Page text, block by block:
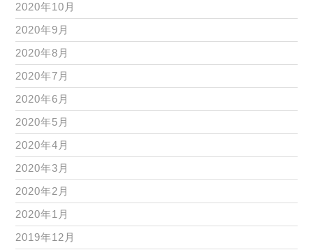
2020年10月
2020年9月
2020年8月
2020年7月
2020年6月
2020年5月
2020年4月
2020年3月
2020年2月
2020年1月
2019年12月